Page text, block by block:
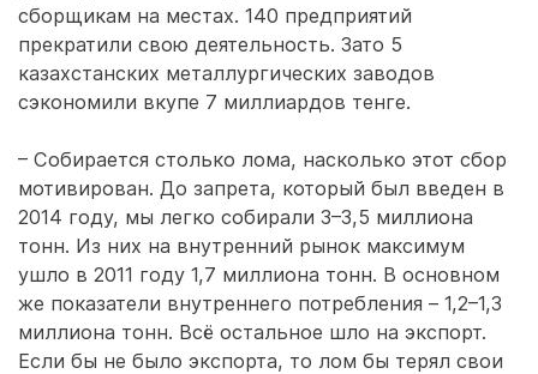
сборщикам на местах. 140 предприятий
прекратили свою деятельность. Зато 5
казахстанских металлургических заводов
сэкономили вкупе 7 миллиардов тенге.
– Собирается столько лома, насколько этот сбор
мотивирован. До запрета, который был введен в
2014 году, мы легко собирали 3–3,5 миллиона
тонн. Из них на внутренний рынок максимум
ушло в 2011 году 1,7 миллиона тонн. В основном
же показатели внутреннего потребления – 1,2–1,3
миллиона тонн. Всё остальное шло на экспорт.
Если бы не было экспорта, то лом бы терял свои